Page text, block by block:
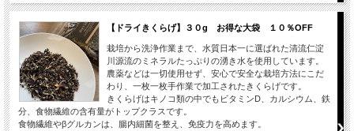
【ドライきくらげ】３０g お得な大袋 １０％OFF
栽培から洗浄作業まで、水質日本一に選ばれた清流仁淀
川源流のミネラルたっぷりの湧き水を使用しています。
農薬などは一切使用せず、安心で安全な栽培方法にこだ
わり、一枚一枚手作業で加工されたきくらげです。
きくらげはキノコ類の中でもビタミンD、カルシウム、鉄
分、食物繊維の含有量がトップクラスです。
食物繊維やβグルカンは、腸内細菌を整え、免疫力を高めます。